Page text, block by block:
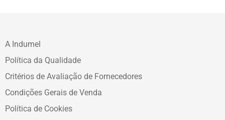
A Indumel
Política da Qualidade
Critérios de Avaliação de Fornecedores
Condições Gerais de Venda
Política de Cookies